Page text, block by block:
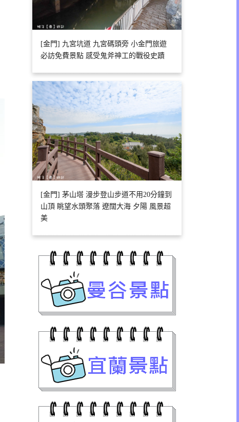
[金門] 九宮坑道 九宮碼頭旁 小金門旅遊
必訪免費景點 感受鬼斧神工的戰役史蹟
[金門] 茅山塔 漫步登山步道不用20分鐘到
山頂 眺望水頭聚落 遼闊大海 夕陽 風景超
美